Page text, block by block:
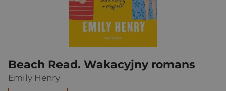
Beach Read. Wakacyjny romans
Emily Henry